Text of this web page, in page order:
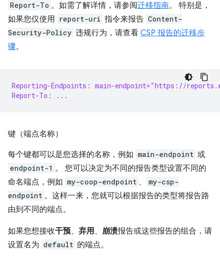
Report-To 。如需了解详情，请参阅迁移指南。 特别是，
如果您仅使用 report-uri 指令来报告 Content-
Security-Policy 违规行为，请查看 CSP 报告的迁移步
骤。
Reporting-Endpoints: main-endpoint="https://
Report-To: ...
键（端点名称）
每个键都可以是您选择的名称，例如 main-endpoint 或
endpoint-1 。 您可以决定为不同的报告类型设置不同的
命名端点，例如 my-coop-endpoint 、
my-csp-
endpoint 。这样一来，您就可以根据报告的类型将报告路
由到不同的端点。
如果您想接收干预、 弃用、 崩溃报告或这些报告的组合，请
设置名为 default 的端点。